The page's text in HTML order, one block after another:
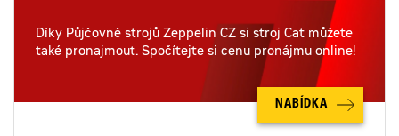
Díky Půjčovně strojů Zeppelin CZ si stroj Cat můžete
také pronajmout. Spočítejte si cenu pronájmu online!
NABÍDKA